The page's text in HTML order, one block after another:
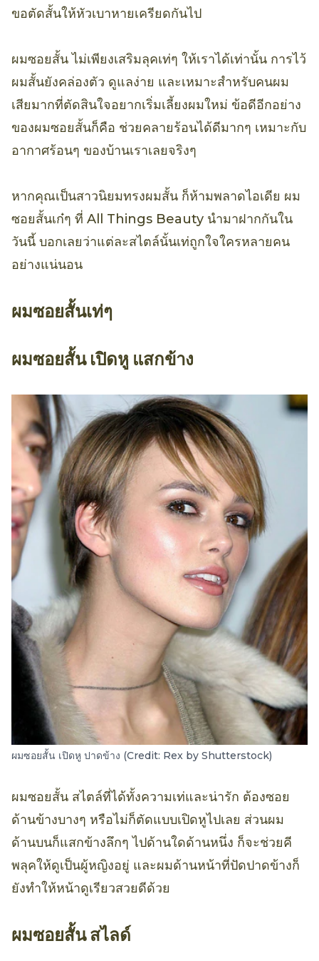
ขอตัดสั้นให้หัวเบาหายเครียดกันไป
ผมซอยสั้น ไม่เพียงเสริมลุคเท่ๆ ให้เราได้เท่านั้น การไว้
ผมสั้นยังคล่องตัว ดูแลง่าย และเหมาะสำหรับคนผม
เสียมากที่ตัดสินใจอยากเริ่มเลี้ยงผมใหม่ ข้อดีอีกอย่าง
ของผมซอยสั้นก็คือ ช่วยคลายร้อนได้ดีมากๆ เหมาะกับ
อากาศร้อนๆ ของบ้านเราเลยจริงๆ
หากคุณเป็นสาวนิยมทรงผมสั้น ก็ห้ามพลาดไอเดีย ผม
ซอยสั้นเก๋ๆ ที่ All Things Beauty นำมาฝากกันใน
วันนี้ บอกเลยว่าแต่ละสไตล์นั้นเท่ถูกใจใครหลายคน
อย่างแน่นอน
ผมซอยสั้นเท่ๆ
ผมซอยสั้น เปิดหู แสกข้าง
ผมซอยสั้น เปิดหู ปาดข้าง (Credit: Rex by Shutterstock)
ผมซอยสั้น สไตล์ที่ได้ทั้งความเท่และน่ารัก ต้องซอย
ด้านข้างบางๆ หรือไม่ก็ตัดแบบเปิดหูไปเลย ส่วนผม
ด้านบนก็แสกข้างลึกๆ ไปด้านใดด้านหนึ่ง ก็จะช่วยคี
พลุคให้ดูเป็นผู้หญิงอยู่ และผมด้านหน้าที่ปัดปาดข้างก็
ยังทำให้หน้าดูเรียวสวยดีด้วย
ผมซอยสั้น สไลด์